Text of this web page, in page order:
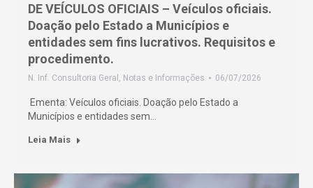
DE VEÍCULOS OFICIAIS – Veículos oficiais.
Doação pelo Estado a Municípios e
entidades sem fins lucrativos. Requisitos e
procedimento.
N. Inf. Consultoria Geral , Notas e Informações 06/07/2026
Ementa: Veículos oficiais. Doação pelo Estado a
Municípios e entidades sem…
Leia Mais